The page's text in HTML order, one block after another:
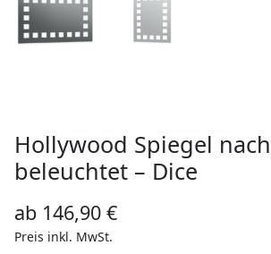
Hollywood Spiegel
beleuchtet – Dice
ab 146,90 €
Preis inkl. MwSt.